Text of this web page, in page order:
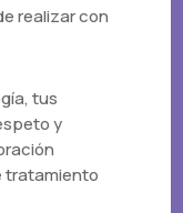
realizar con
tus
y
tratamiento